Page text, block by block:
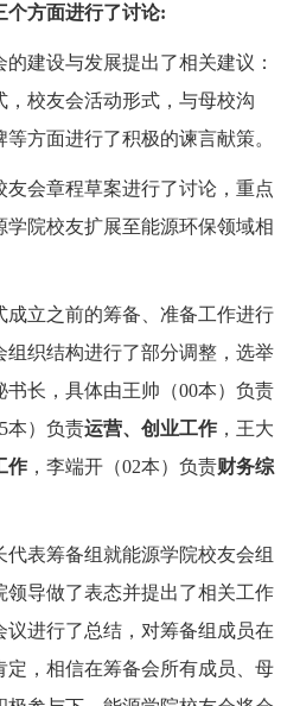
个方面进行了讨论:
的建设与发展提出了相关建议 ：
， 校友会活动形式 ， 与母校沟
等方面进行了积极的谏言献策。
友会章程草案进行了讨论，重点
院校友扩展至能源环保领域相
成立之前的筹备
准备工作进行
织结构进行了部分调整， 选举
书长，具体由王帅（00本）负责
本）负责运营、创业工作 ，王大
作 ，李端开（02本）负责财务综
代表筹备组就能源学院校友会组
导做了表态并提出了相关工作
议进行了总结，对筹备组成员在
，相信在筹备会所有成员、母